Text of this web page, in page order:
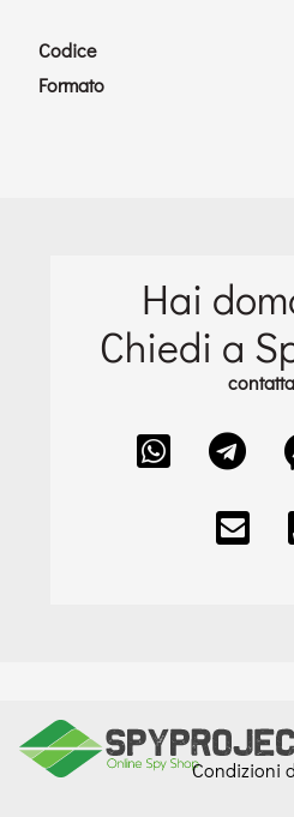
Codice
Formato
Hai
Chiedi a
Condizioni